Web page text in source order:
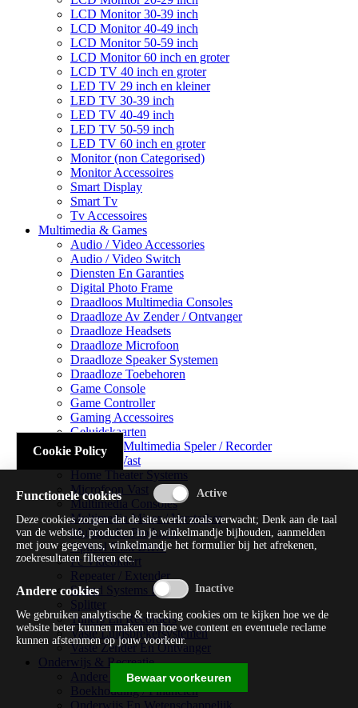
LCD Monitor 30-39 inch
LCD Monitor 40-49 inch
LCD Monitor 50-59 inch
LCD Monitor 60 inch en groter
LCD TV 40 inch en groter
LED TV 29 inch en kleiner
LED TV 30-39 inch
LED TV 40-49 inch
LED TV 50-59 inch
LED TV 60 inch en groter
Monitor (non Categorised)
Monitor Accessoires
Smart Display
Smart Tv
Tv Accessoires
Multimedia & Games
Audio / Video Accessories
Audio / Video Switch
Diensten En Garanties
Digital Photo Frame
Draadloos Multimedia Consoles
Draadloze Av Zender / Ontvanger
Draadloze Headsets
Draadloze Microfoon
Draadloze Speaker Systemen
Draadloze Toebehoren
Game Console
Game Controller
Gaming Accessoires
Geluidskaarten
Handheld Multimedia Speler / Recorder
Headsets Vast
Home Theater Systems
Microfoon Vast
Multimedia Consoles
Multimedia Mixer / Versterker
Multimedia Productie
Optical Disk Drive
Pc Videokaart
Repeater / Extender
Sound Systems Hi-fi
Splitter
Tuners En Recorders
Vaste Luidsprekersystemen
Vaste Zender En Ontvanger
Onderwijs & Recreatie
Andere Beveiligingssoftware
Boekhouding / Financiën
Cookie Policy
Functionele cookies
Deze cookies zorgen dat de site werkt zoals verwacht; Denk aan de taal
van de website, producten in je winkelmandje bijhouden, aanmelden
met jouw gegevens, winkelmandje het formulier bij het afrekenen,
zoekresultaten filteren etc.
Andere cookies
We gebruiken analytische & tracking cookies om te kijken hoe we de
website beter kunnen maken en hoe we content en eventuele reclame
kunnen afstemmen op jouw voorkeur.
Bewaar voorkeuren